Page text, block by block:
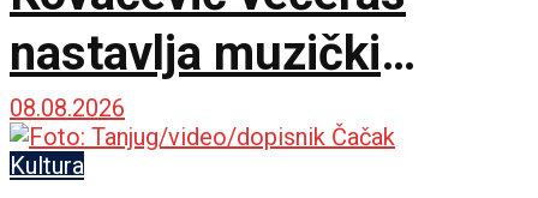
nastavlja muzički
maraton u Beloj Palanci
08.08.2026
Kultura